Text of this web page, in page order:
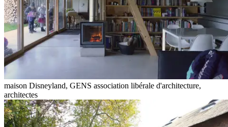
maison Disneyland, GENS association libérale d'architecture,
architectes